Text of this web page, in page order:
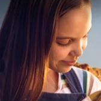
LILLY